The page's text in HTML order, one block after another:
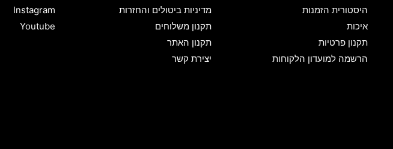
היסטורית הזמנות
איכות
תקנון פרטיות
הרשמה למועדון הלקוחות
מדיניות ביטולים והחזרות
תקנון משלוחים
תקנון האתר
יצירת קשר
Instagram
Youtube